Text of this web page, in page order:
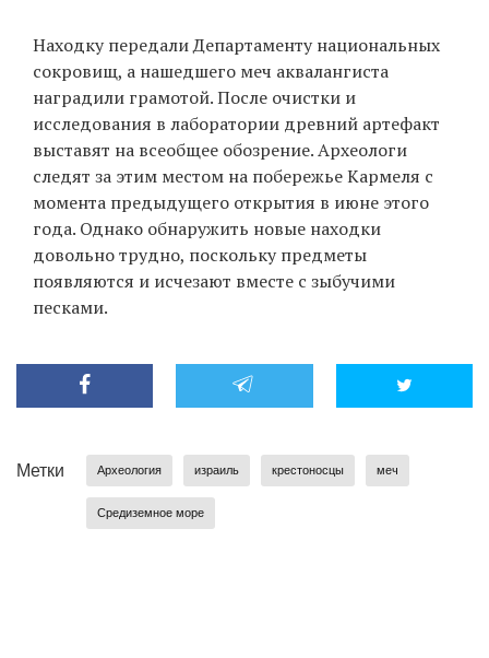
Находку передали Департаменту национальных
сокровищ, а нашедшего меч аквалангиста
наградили грамотой. После очистки и
исследования в лаборатории древний артефакт
выставят на всеобщее обозрение. Археологи
следят за этим местом на побережье Кармеля с
момента предыдущего открытия в июне этого
года. Однако обнаружить новые находки
довольно трудно, поскольку предметы
появляются и исчезают вместе с зыбучими
песками.
Метки Археология израиль крестоносцы меч
Средиземное море